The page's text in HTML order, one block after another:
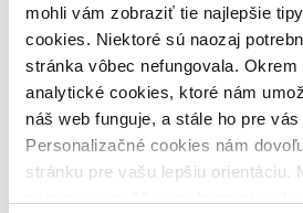
mohli vám zobraziť tie najlepšie
cookies. Niektoré sú naozaj
stránka vôbec nefungovala.
analytické cookies, ktoré nám
náš web funguje, a stále ho pre
Personalizačné cookies nám
stránku pre vašu lepšiu orientáciu.
dostupná (bez vypredaných) (0
vypredaných)
Nové / čítané
nová (0 titulov)nová
čítaná (0 titulov)čítaná
čítaná - výborný stav (0 titulov)
čítaná - mierne opotrebovaná (0
opotrebovaná
čítané verzie vypredaných kníh